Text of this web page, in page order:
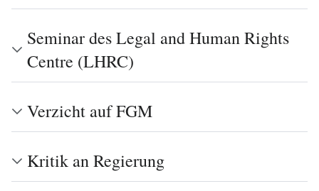
Seminar des Legal and Human Rights
Centre (LHRC)
Verzicht auf FGM
Kritik an Regierung